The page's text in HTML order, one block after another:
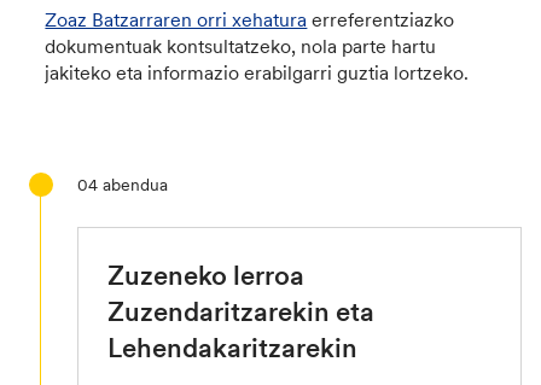
Zoaz Batzarraren orri xehatura erreferentziazko
dokumentuak kontsultatzeko, nola parte hartu
jakiteko eta informazio erabilgarri guztia lortzeko.
04 abendua
Zuzeneko lerroa
Zuzendaritzarekin eta
Lehendakaritzarekin